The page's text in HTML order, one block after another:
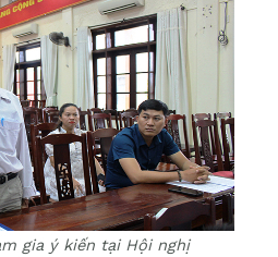
gia ý kiến tại Hội nghị